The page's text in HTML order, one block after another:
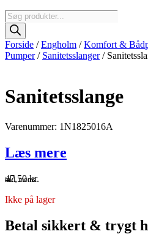
Products
search
Forside /Engholm /Komfort &
Pumper/ Sanitetsslanger/
Sanitetsslange
Varenummer: 1N1825016A
Læs mere
47,50kr.
inkl. moms
Ikke på lager
Betal sikkert & trygt